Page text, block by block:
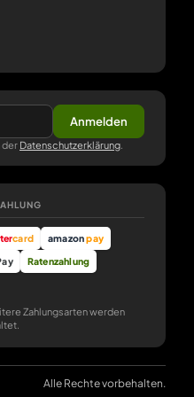
Anmelden
der Datenschutzerklärung
card amazonpay
Ratenzahlung
Zahlungsarten werden
Alle Rechte vorbehalten.